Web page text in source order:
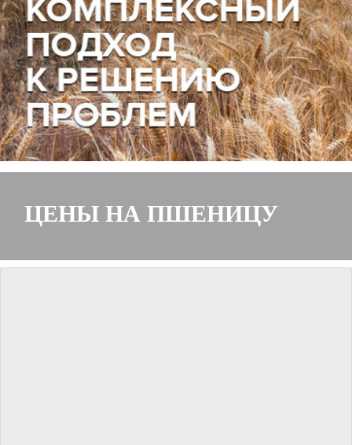
ЦЕНЫ НА ПШЕНИЦУ